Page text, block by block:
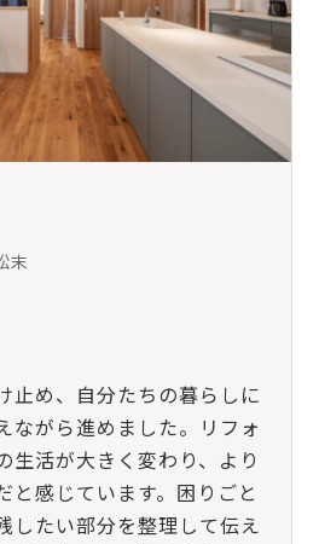
末
止め、自分たちの暮らしに
ながら進めました。リフォ
生活が大きく変わり、より
と感じています。困りごと
したい部分を整理して伝え